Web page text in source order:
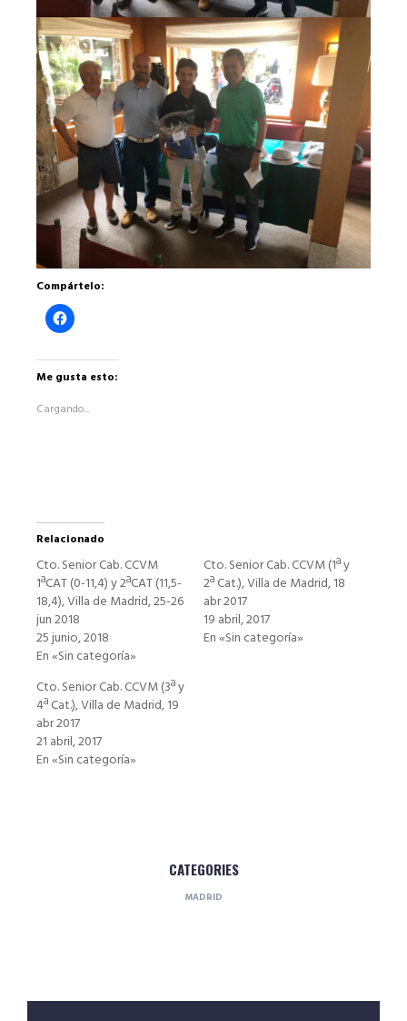
Compártelo:
Haz
clic
en
Facebook
en
Me gusta esto:
Cargando...
Relacionado
Cto. Senior Cab. CCVM
1ªCAT (0-11,4) y 2ªCAT (11,5-
18,4), Villa de Madrid, 25-26
jun 2018
25 junio, 2018
En «Sin categoría»
Cto. Senior Cab. CCVM (1ª y
2ª Cat.), Villa de Madrid, 18
abr 2017
19 abril, 2017
En «Sin categoría»
Cto. Senior Cab. CCVM (3ª y
4ª Cat.), Villa de Madrid, 19
abr 2017
21 abril, 2017
En «Sin categoría»
CATEGORIES
MADRID